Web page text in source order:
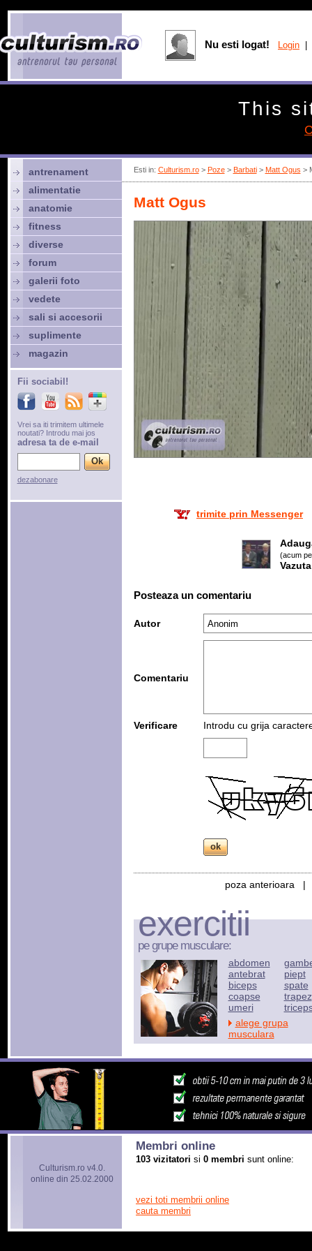
Esti in: Culturism.ro> Poze> Barbati> Matt Ogus >
Matt Ogus
trimite prin Messenger
(acum
Vazuta
Posteaza un comentariu
Autor
Comentariu
Verificare Introdu cu grija
poza anterioara
exercitii
pe grupe musculare:
abdomen
antebrat
biceps
coapse
umeri
piept
spate
trapez
alege grupa
musculara
antrenament
alimentatie
anatomie
fitness
diverse
forum
galerii foto
vedete
sali si accesorii
suplimente
magazin
Fii sociabil!
Vrei sa iti trimitem ultimele
noutati? Introdu mai jos
adresa ta de e-mail
dezabonare
Culturism.ro v4.0.
online din 25.02.2000
Membri online
103 vizitatori si 0 membri sunt online:
vezi toti membrii online
cauta membri
Nu esti logat! Login
This